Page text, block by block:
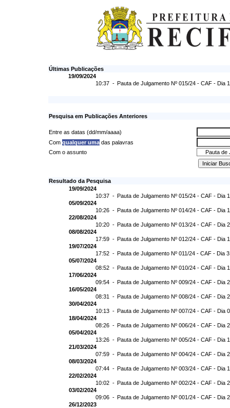
Últimas Publicações
19/09/2024
10:37 - Pauta de Julgamento Nº 015/24 - CAF - Dia
Pesquisa em Publicações Anteriores
Entre as datas (dd/mm/aaaa)
Com qualquer umadas palavras
Com o assunto
Resultado da Pesquisa
19/09/2024
10:37 - Pauta de Julgamento Nº 015/24 - CAF - Dia
05/09/2024
10:26 - Pauta de Julgamento Nº 014/24 - CAF - Dia
22/08/2024
10:20 - Pauta de Julgamento Nº 013/24 - CAF - Dia
08/08/2024
17:59 - Pauta de Julgamento Nº 012/24 - CAF - Dia
19/07/2024
17:52 - Pauta de Julgamento Nº 011/24 - CAF - Dia
05/07/2024
08:52 - Pauta de Julgamento Nº 010/24 - CAF - Dia
17/06/2024
09:54 - Pauta de Julgamento Nº 009/24 - CAF - Dia
16/05/2024
08:31 - Pauta de Julgamento Nº 008/24 - CAF - Dia
30/04/2024
10:13 - Pauta de Julgamento Nº 007/24 - CAF - Dia
18/04/2024
08:26 - Pauta de Julgamento Nº 006/24 - CAF - Dia
05/04/2024
13:26 - Pauta de Julgamento Nº 005/24 - CAF - Dia
21/03/2024
07:59 - Pauta de Julgamento Nº 004/24 - CAF - Dia
08/03/2024
07:44 - Pauta de Julgamento Nº 003/24 - CAF - Dia
22/02/2024
10:02 - Pauta de Julgamento Nº 002/24 - CAF - Dia
03/02/2024
09:06 - Pauta de Julgamento Nº 001/24 - CAF - Dia
26/12/2023